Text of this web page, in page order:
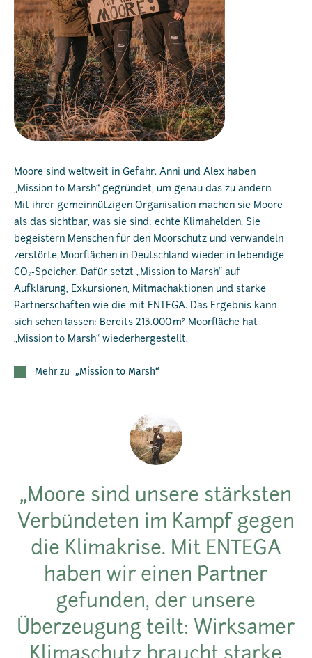
Moore sind weltweit in Gefahr. Anni und Alex haben
„Mission to Marsh“ gegründet, um genau das zu ändern.
Mit ihrer gemeinnützigen Organisation machen sie Moore
als das sichtbar, was sie sind: echte Klimahelden. Sie
begeistern Menschen für den Moorschutz und verwandeln
zerstörte Moorflächen in Deutschland wieder in lebendige
CO₂-Speicher. Dafür setzt „Mission to Marsh“ auf
Aufklärung, Exkursionen, Mitmachaktionen und starke
Partnerschaften wie die mit ENTEGA. Das Ergebnis kann
sich sehen lassen: Bereits 213.000 m² Moorfläche hat
„Mission to Marsh“ wiederhergestellt.
Mehr zu „Mission to Marsh“
Moore sind unsere stärksten
Verbündeten im Kampf gegen
die Klimakrise. Mit ENTEGA
haben wir einen Partner
gefunden, der unsere
Überzeugung teilt: Wirksamer